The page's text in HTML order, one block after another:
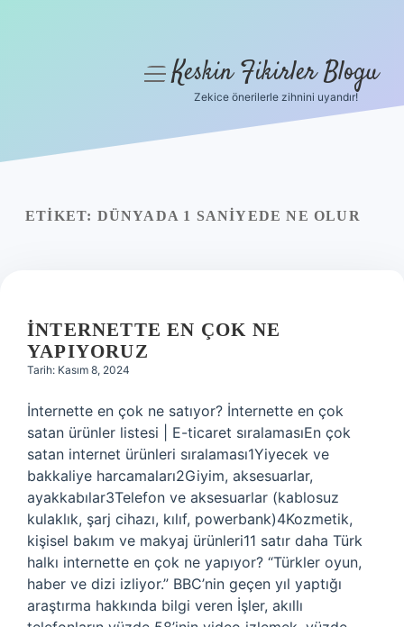
Yasal Uyarı
menüyüKeskin Fikirler Blogu
Zekice önerilerle zihnini uyandır!
ETIKET: DÜNYADA 1 SANIYEDE NE OLUR
İNTERNETTE EN ÇOK NE
YAPIYORUZ
Tarih: Kasım 8, 2024
İnternette en çok ne satıyor? İnternette en çok
satan ürünler listesi | E-ticaret sıralamasıEn çok
satan internet ürünleri sıralaması1Yiyecek ve
bakkaliye harcamaları2Giyim, aksesuarlar,
ayakkabılar3Telefon ve aksesuarlar (kablosuz
kulaklık, şarj cihazı, kılıf, powerbank)4Kozmetik,
kişisel bakım ve makyaj ürünleri11 satır daha Türk
halkı internette en çok ne yapıyor? “Türkler oyun,
haber ve dizi izliyor.” BBC’nin geçen yıl yaptığı
araştırma hakkında bilgi veren İşler, akıllı